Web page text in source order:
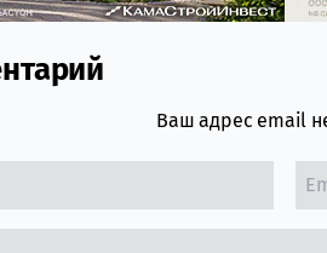
Ваш адрес email